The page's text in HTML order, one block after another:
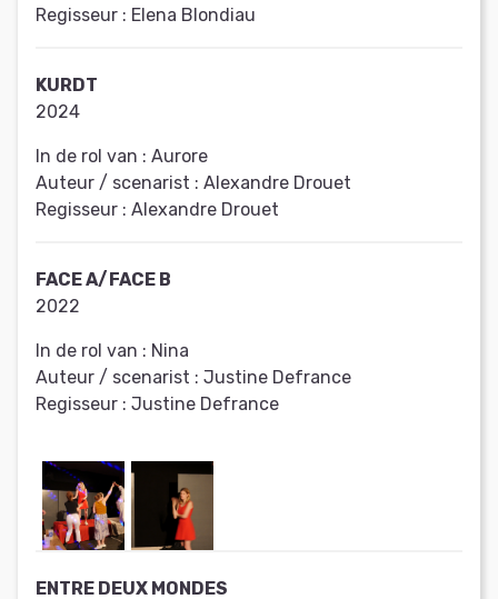
Regisseur : Elena Blondiau
KURDT
2024
In de rol van : Aurore
Auteur / scenarist : Alexandre Drouet
Regisseur : Alexandre Drouet
FACE A/FACE B
2022
In de rol van : Nina
Auteur / scenarist : Justine Defrance
Regisseur : Justine Defrance
ENTRE DEUX MONDES